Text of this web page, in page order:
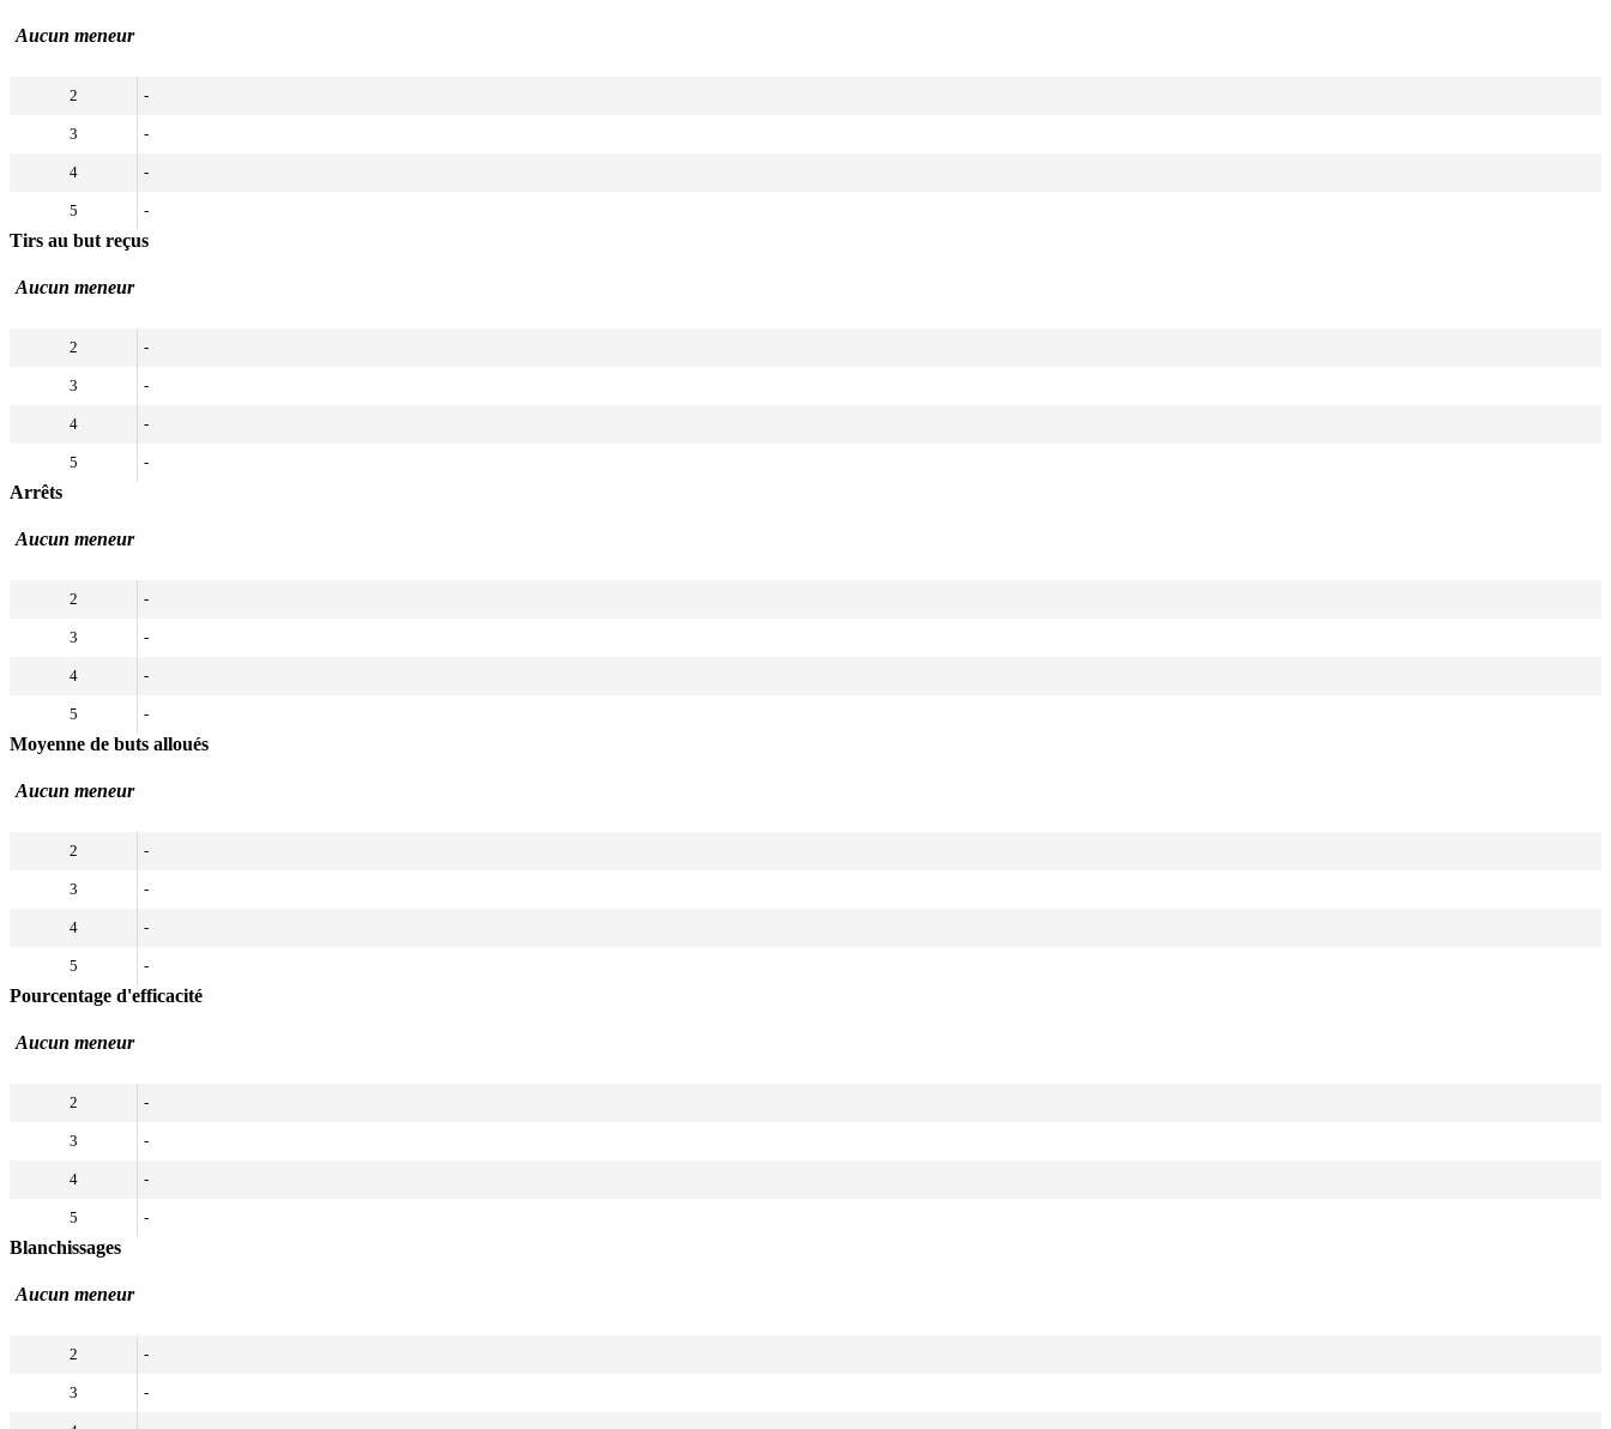
Aucun meneur
2 -
3 -
4 -
5 -
Tirs au but reçus
Aucun meneur
2 -
3 -
4 -
5 -
Arrêts
Aucun meneur
2 -
3 -
4 -
5 -
Moyenne de buts alloués
Aucun meneur
2 -
3 -
4 -
5 -
Pourcentage d'efficacité
Aucun meneur
2 -
3 -
4 -
5 -
Blanchissages
Aucun meneur
2 -
3 -